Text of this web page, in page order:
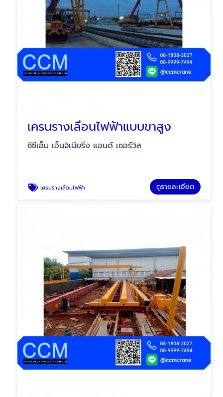
เครนรางเลื่อนไฟฟ้าแบบขาสูง
ซีซีเอ็ม เอ็นจิเนียริ่ง แอนด์ เซอร์วิส
เครนรางเลื่อนไฟฟ้า ดูรายละเอียด